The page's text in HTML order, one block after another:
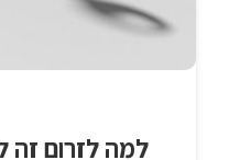
למה לזרום זה